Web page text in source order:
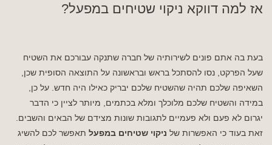
אז למה דווקא ניקוי שטיחים במפעל?
בעת בה אתם פונים לשירותיה של חברה שתנקה עבורכם את השטיח
שעל הפרקט, נסו להסתכל בראש ובראשונה על התוצאה הסופית שכן,
השאיפה שלכם תהיה שהשטיח שלכם יבריק כאילו היה חדש. על כן,
במידה והשטיח שלכם מלוכלך ומלא בכתמים, מיותר לציין כי הדבר
יגרום לא פעם ולא פעמיים לתגובות שונות מצידם של הבאים והשבים.
זאת בעוד כי האפשרות של ניקוי שטיחים במפעל תאפשר לכם להשיג